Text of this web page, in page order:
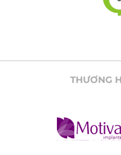
THƯƠNG